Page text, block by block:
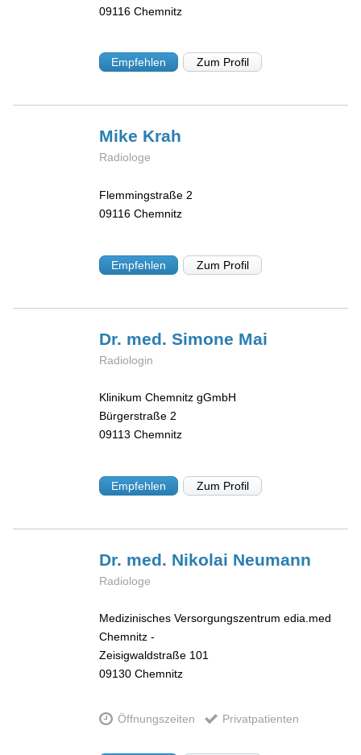
09116 Chemnitz
Empfehlen Zum Profil
Mike Krah
Radiologe
Flemmingstraße 2
09116 Chemnitz
Empfehlen Zum Profil
Dr. med. Simone Mai
Radiologin
Klinikum Chemnitz gGmbH
Bürgerstraße 2
09113 Chemnitz
Empfehlen Zum Profil
Dr. med. Nikolai Neumann
Radiologe
Medizinisches Versorgungszentrum edia.med
Chemnitz -
Zeisigwaldstraße 101
09130 Chemnitz
Öffnungszeiten Privatpatienten